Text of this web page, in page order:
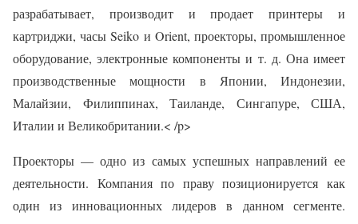
разрабатывает, производит и продает принтеры и
картриджи, часы Seiko и Orient, проекторы, промышленное
оборудование, электронные компоненты и т. д. Она имеет
производственные мощности в Японии, Индонезии,
Малайзии, Филиппинах, Таиланде, Сингапуре, США,
Италии и Великобритании.< /p>
Проекторы — одно из самых успешных направлений ее
деятельности. Компания по праву позиционируется как
один из инновационных лидеров в данном сегменте.